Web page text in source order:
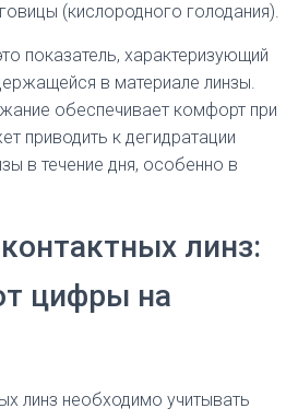
(кислородного голодания).
показатель, характеризующий
в материале линзы.
обеспечивает комфорт при
приводить к дегидратации
в течение дня, особенно в
линз:
цифры на
линз необходимо учитывать